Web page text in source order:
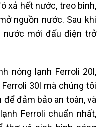
xả hết nước, treo bình,
nguồn nước. Sau khi
mới đấu điện trở
nóng lạnh Ferroli 20l,
30l mà chúng tôi
đảm bảo an toàn, và
Ferroli chuẩn nhất,